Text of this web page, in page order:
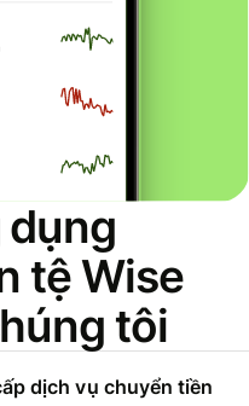
dụng
tệ Wise
tôi
dịch vụ chuyển tiền